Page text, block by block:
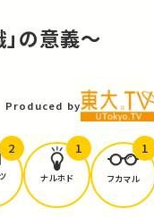
」の意義～
Produced by
2
ナルホド
1
フカマル
1